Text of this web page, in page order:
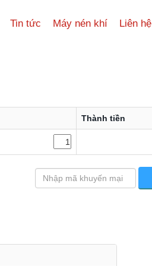
Tin tức Máy nén khí Liên hệ
Thành tiền